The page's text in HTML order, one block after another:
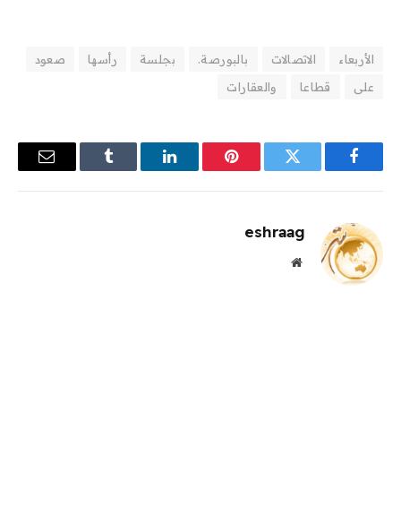
الأربعاء الاتصالات بالبورصة. بجلسة رأسها
صعود
على
قطاعا والعقارات
فيسبوك تويتر بينتيريستلينكدإن Tumblr
البريد
eshraag
موقع